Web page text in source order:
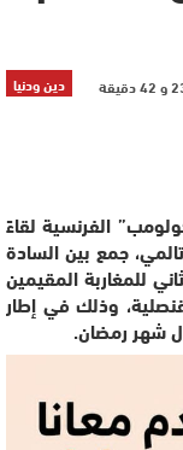
دين ودنيا
الفرنسيةلقاءً
جمع بين السادة
للمغاربة المقيمين
وذلك في إطار
شهر رمضان.